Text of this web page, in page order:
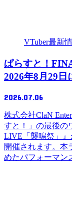
VTuber最新
ぱらすと！
2026年8月29日
2026.07.06
株式会社ClaN
すと！」の最後の
LIVE「襲鳴祭」』
開催されます。本
めたパフォーマン